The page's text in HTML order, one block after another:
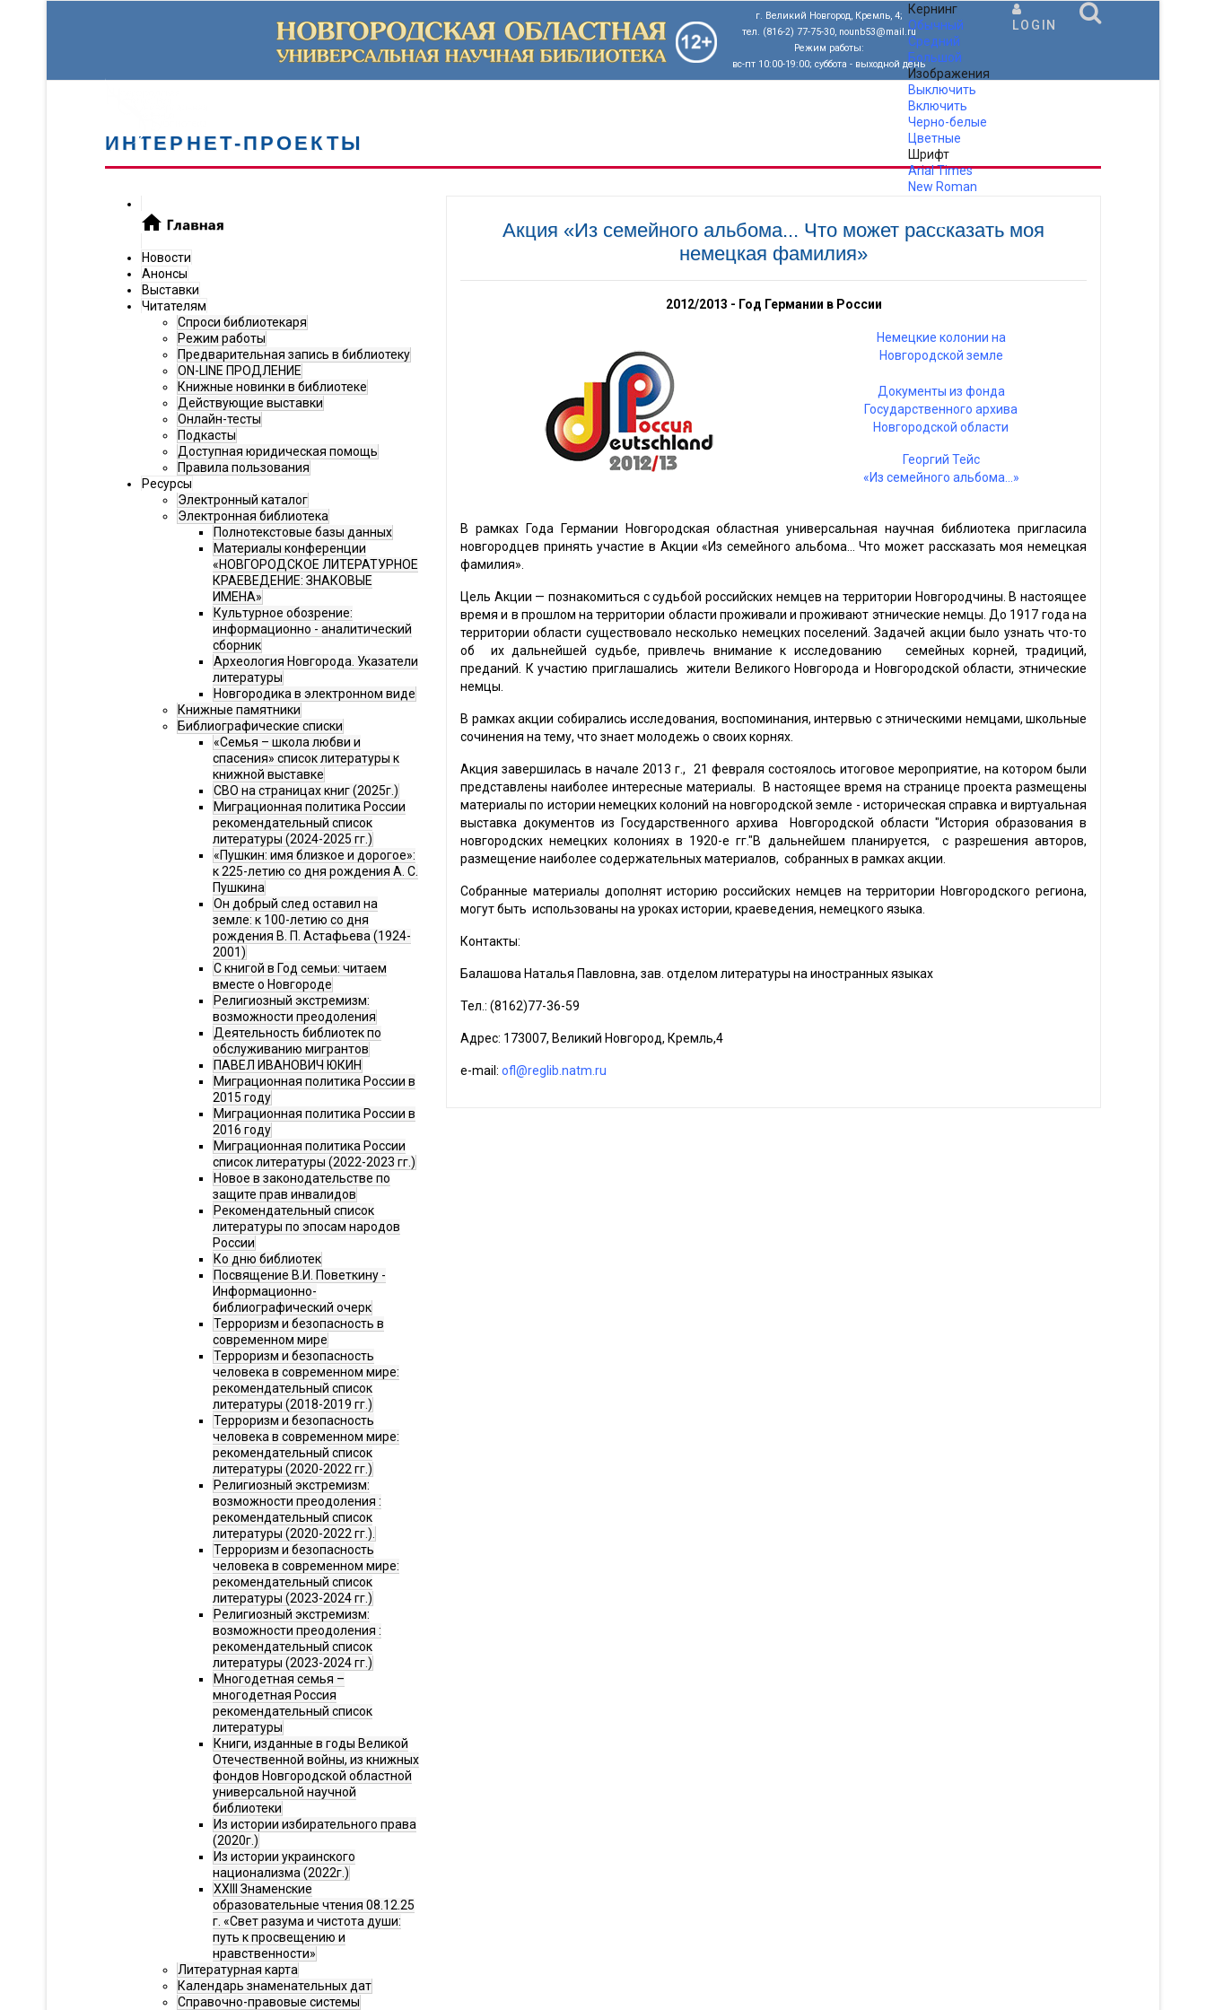
г. Великий Новгород, Кремль, 4;
тел. (816-2) 77-75-30, nounb53@mail.ru
Режим работы:
вс-пт 10:00-19:00; суббота - выходной день
Кернинг
Обычный
Средний
Большой
Изображения
Выключить
Включить
Черно-белые
Цветные
Шрифт
ArialTimes
New Roman
LOGIN
ИНТЕРНЕТ-ПРОЕКТЫ
Новости
Анонсы
Выставки
Читателям
Спроси библиотекаря
Режим работы
Предварительная запись в библиотеку
ON-LINE ПРОДЛЕНИЕ
Книжные новинки в библиотеке
Действующие выставки
Онлайн-тесты
Подкасты
Доступная юридическая помощь
Правила пользования
Ресурсы
Электронный каталог
Электронная библиотека
Полнотекстовые базы данных
Материалы конференции
«НОВГОРОДСКОЕ ЛИТЕРАТУРНОЕ
КРАЕВЕДЕНИЕ: ЗНАКОВЫЕ
ИМЕНА»
Культурное обозрение:
информационно - аналитический
сборник
Археология Новгорода. Указатели
литературы
Новгородика в электронном виде
Книжные памятники
Библиографические списки
«Семья – школа любви и
спасения» список литературы к
книжной выставке
СВО на страницах книг (2025г.)
Миграционная политика России
рекомендательный список
литературы (2024-2025 гг.)
«Пушкин: имя близкое и дорогое»:
к 225-летию со дня рождения А. С.
Пушкина
Он добрый след оставил на
земле: к 100-летию со дня
рождения В. П. Астафьева (1924-
2001)
С книгой в Год семьи: читаем
вместе о Новгороде
Религиозный экстремизм:
возможности преодоления
Деятельность библиотек по
обслуживанию мигрантов
ПАВЕЛ ИВАНОВИЧ ЮКИН
Миграционная политика России в
2015 году
Миграционная политика России в
2016 году
Миграционная политика России
список литературы (2022-2023 гг.)
Новое в законодательстве по
защите прав инвалидов
Рекомендательный список
литературы по эпосам народов
России
Ко дню библиотек
Посвящение В.И. Поветкину -
Информационно-
библиографический очерк
Терроризм и безопасность в
современном мире
Терроризм и безопасность
человека в современном мире:
рекомендательный список
литературы (2018-2019 гг.)
Терроризм и безопасность
человека в современном мире:
рекомендательный список
литературы (2020-2022 гг.)
Религиозный экстремизм:
возможности преодоления :
рекомендательный список
литературы (2020-2022 гг.).
Терроризм и безопасность
человека в современном мире:
рекомендательный список
литературы (2023-2024 гг.)
Религиозный экстремизм:
возможности преодоления :
рекомендательный список
литературы (2023-2024 гг.)
Многодетная семья –
многодетная Россия
рекомендательный список
литературы
Книги, изданные в годы Великой
Отечественной войны, из книжных
фондов Новгородской областной
универсальной научной
библиотеки
Из истории избирательного права
(2020г.)
Из истории украинского
национализма (2022г.)
XXIII Знаменские
образовательные чтения 08.12.25
г. «Свет разума и чистота души:
путь к просвещению и
нравственности»
Литературная карта
Календарь знаменательных дат
Справочно-правовые системы
Акция «Из семейного альбома... Что может рассказать моя
немецкая фамилия»
2012/2013 - Год Германии в России
Немецкие колонии на
Новгородской земле
Документы из фонда
Государственного архива
Новгородской области
Георгий Тейс
«Из семейного альбома...»
В рамках Года Германии Новгородская областная универсальная научная библиотека пригласила
новгородцев принять участие в Акции «Из семейного альбома... Что может рассказать моя немецкая
фамилия».
Цель Акции — познакомиться с судьбой российских немцев на территории Новгородчины. В настоящее
время и в прошлом на территории области проживали и проживают этнические немцы. До 1917 года на
территории области существовало несколько немецких поселений. Задачей акции было узнать что-то
об их дальнейшей судьбе, привлечь внимание к исследованию семейных корней, традиций,
преданий. К участию приглашались жители Великого Новгорода и Новгородской области, этнические
немцы.
В рамках акции собирались исследования, воспоминания, интервью с этническими немцами, школьные
сочинения на тему, что знает молодежь о своих корнях.
Акция завершилась в начале 2013 г., 21 февраля состоялось итоговое мероприятие, на котором были
представлены наиболее интересные материалы. В настоящее время на странице проекта размещены
материалы по истории немецких колоний на новгородской земле - историческая справка и виртуальная
выставка документов из Государственного архива Новгородской области "История образования в
новгородских немецких колониях в 1920-е гг."В дальнейшем планируется, с разрешения авторов,
размещение наиболее содержательных материалов, собранных в рамках акции.
Собранные материалы дополнят историю российских немцев на территории Новгородского региона,
могут быть использованы на уроках истории, краеведения, немецкого языка.
Контакты:
Балашова Наталья Павловна, зав. отделом литературы на иностранных языках
Тел.: (8162)77-36-59
Адрес: 173007, Великий Новгород, Кремль,4
e-mail: ofl@reglib.natm.ru